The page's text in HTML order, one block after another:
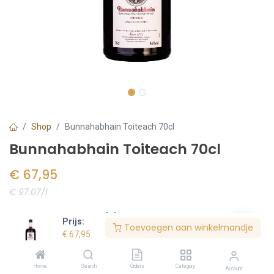
Prijs:
€ 67,95
Toevoegen aan winkelmandje
Home Search Orders Category Account
Shop Bunnahabhain Toiteach 70cl
Bunnahabhain Toiteach 70cl
€ 67,95
€ 97.07/l
Voorraad:4stuk(s)
Bestel nu